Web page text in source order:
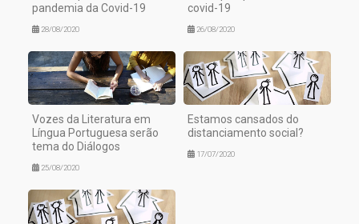
pandemia da Covid-19
28/08/2020
covid-19
26/08/2020
Vozes da Literatura em
Língua Portuguesa serão
tema do Diálogos
25/08/2020
Estamos cansados do
distanciamento social?
17/07/2020